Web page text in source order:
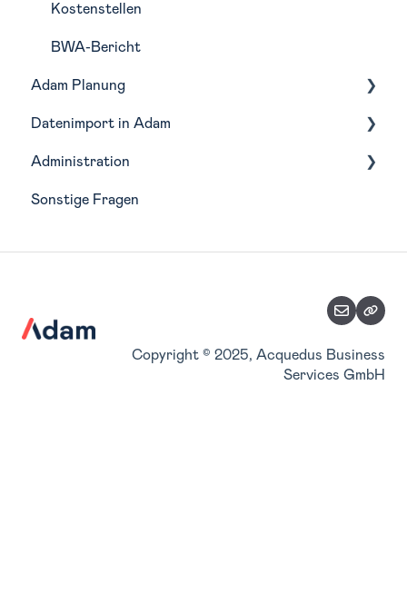
Kostenstellen
BWA-Bericht
Adam Planung
Budgetierung
Forecasting
Szenarien
Datenimport in Adam
Buchhaltungstools
Integrationen
Administration
Wirtschaftsjahre
Accountverwaltung
Sonstige Fragen
Copyright © 2025, Acquedus Business
Services GmbH